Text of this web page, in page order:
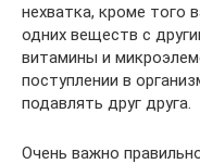
нехватка, кроме того
одних веществ с
витамины и
поступлении в
подавлять друг друга.
Очень важно